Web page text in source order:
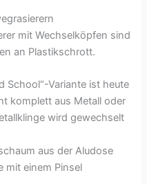
mit Wechselköpfen sind
an Plastikschrott.
School“-Variante ist heute
komplett aus Metall oder
wird gewechselt
aus der Aludose
mit einem Pinsel